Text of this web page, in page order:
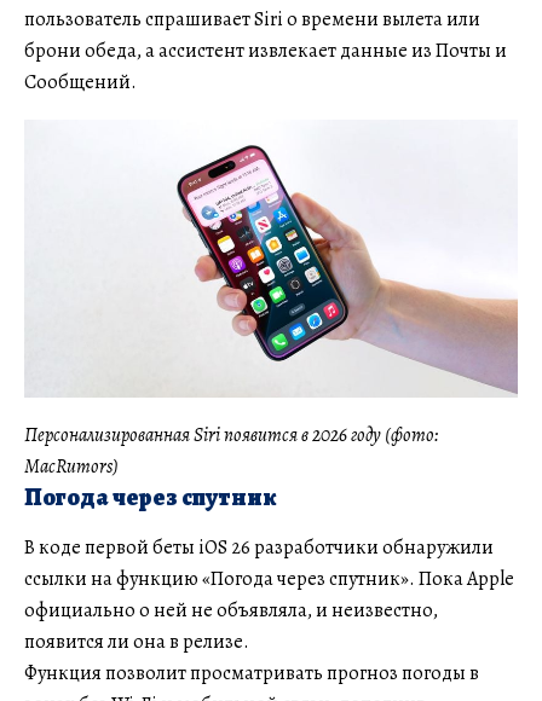
пользователь спрашивает Siri о времени вылета или
брони обеда, а ассистент извлекает данные из Почты и
Сообщений.
Персонализированная Siri появится в 2026 году (фото:
MacRumors)
Погода через спутник
В коде первой беты iOS 26 разработчики обнаружили
ссылки на функцию «Погода через спутник». Пока Apple
официально о ней не объявляла, и неизвестно,
появится ли она в релизе.
Функция позволит просматривать прогноз погоды в